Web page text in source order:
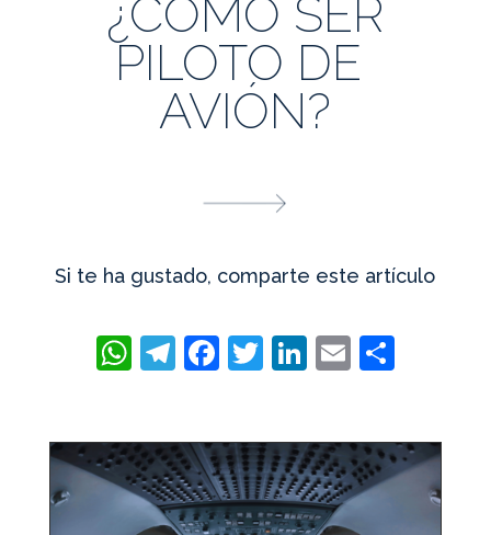
¿CÓMO SER
PILOTO DE
AVIÓN?
Si te ha gustado, comparte este artículo
WhatsApp
Telegram
Facebook
Twitter
LinkedIn
Email